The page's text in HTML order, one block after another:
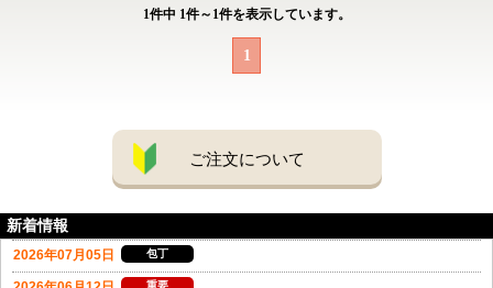
1件中 1件～ 1件を表示しています。
1
ご注文について
新着情報